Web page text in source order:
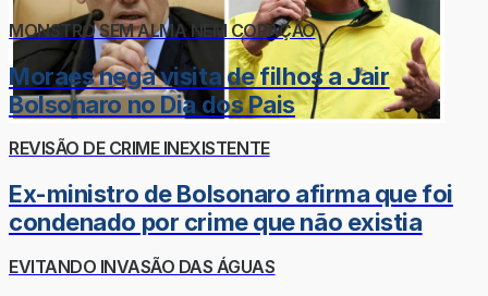
MONSTRO SEM ALMA NEM CORAÇÃO
Moraes nega visita de filhos a Jair
Bolsonaro no Dia dos Pais
REVISÃO DE CRIME INEXISTENTE
Ex-ministro de Bolsonaro afirma que foi
condenado por crime que não existia
EVITANDO INVASÃO DAS ÁGUAS